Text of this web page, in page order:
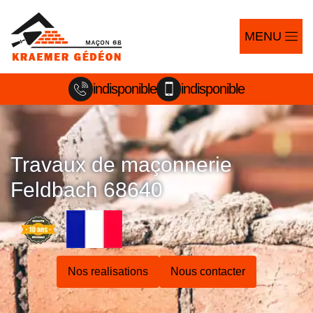
MENU
indisponible indisponible
Travaux de maçonnerie
Feldbach 68640
Nos realisations Nous contacter